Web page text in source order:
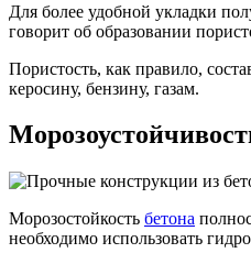
Для более удобной укладки
говорит об образовании
Пористость, как правило,
керосину, бензину, газам.
Морозостойкость бетона
необходимо использовать